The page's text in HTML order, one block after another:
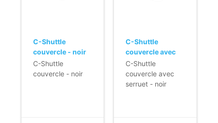
C-Shuttle
couvercle - noir
C-Shuttle
couvercle - noir
C-Shuttle
couvercle avec
serruet - noir
C-Shuttle
couvercle avec
serruet - noir